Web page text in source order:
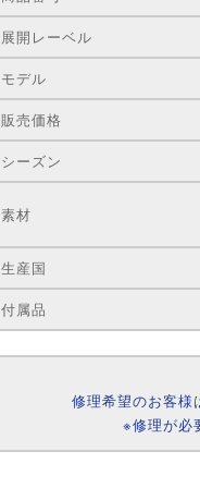
展開レーベル
モデル
販売価格
シーズン
素材
生産国
付属品
修理希望のお客様
※修理が必